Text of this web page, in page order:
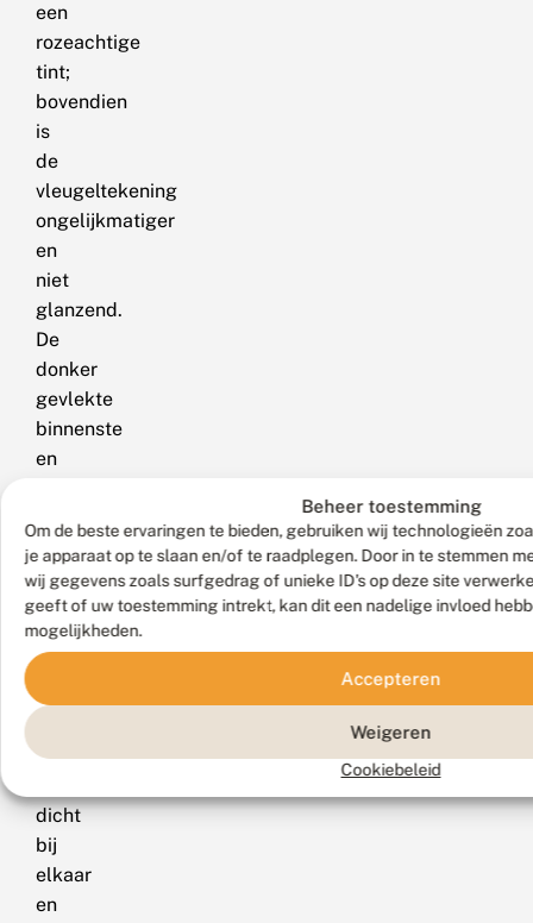
Beheer toestemming
Om de beste ervaringen te bieden, gebruiken wij technologieën
je apparaat op te slaan en/of te raadplegen. Door in te stemmen
wij gegevens zoals surfgedrag of unieke ID's op deze site
geeft of uw toestemming intrekt, kan dit een nadelige invloed
mogelijkheden.
Accepteren
Weigeren
Cookiebeleid
een
rozeachtige
tint;
bovendien
is
de
vleugeltekening
ongelijkmatiger
en
niet
glanzend.
De
donker
gevlekte
binnenste
en
zone
van
de
middenband
liggen
de
berberisspanner
dicht
bij
elkaar
en